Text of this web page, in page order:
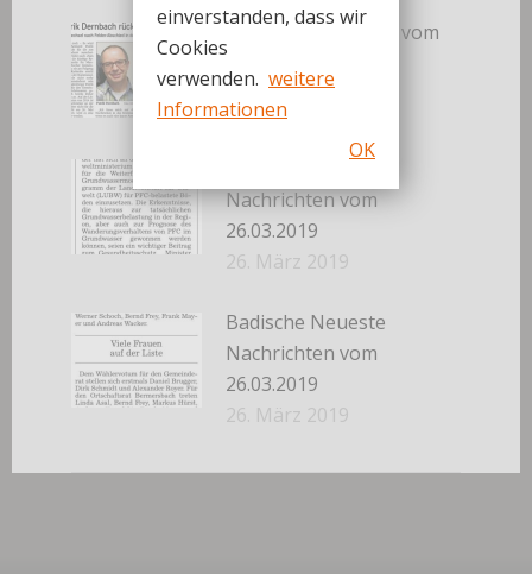
Badisches Tagblatt vom
27.03.2019
27. März 2019
Badische Neueste
Nachrichten vom
26.03.2019
26. März 2019
Badische Neueste
Nachrichten vom
26.03.2019
26. März 2019
einverstanden, dass wir
Cookies
verwenden. weitere
Informationen
OK